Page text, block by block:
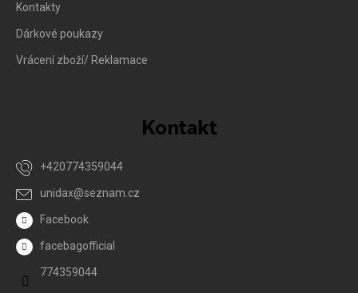
Kontakty
Dárkové poukazy
Vrácení zboží/ Reklamace
Kontakt
unidax@seznam.cz
+420774359044
Facebook
facebagofficial
774359044